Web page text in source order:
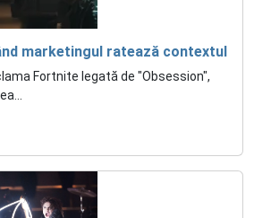
marketingul ratează contextul
Fortnite legată de "Obsession",